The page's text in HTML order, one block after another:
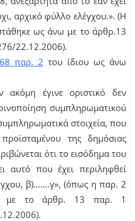
αρχικό φύλλο ελέγχου.». (Η
ως άνω με το άρθρ.13
22.12.2006).
παρ. 2 του ίδιου ως άνω
έγινε οριστικό δεν
συμπληρωματικού
στοιχεία, που
της δημόσιας
ότι το εισόδημα του
αυτό που έχει περιληφθεί
β)…….γ», (όπως η παρ. 2
με το άρθρ. 13 παρ. 1